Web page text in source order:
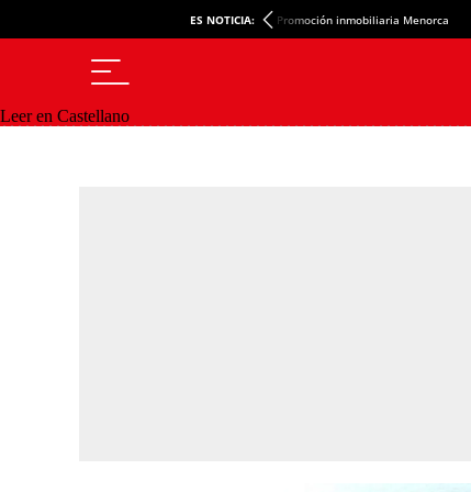
ES NOTICIA: Promoción inmobiliaria Menorca
Leer en Castellano